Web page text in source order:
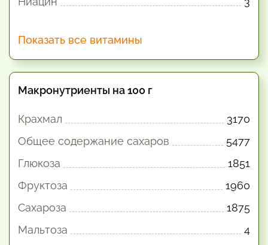
Показать все витамины
Макронутриенты на 100 г
Крахмал
3170
Общее содержание сахаров
5477
Глюкоза
1851
Фруктоза
1960
Сахароза
1875
Мальтоза
4